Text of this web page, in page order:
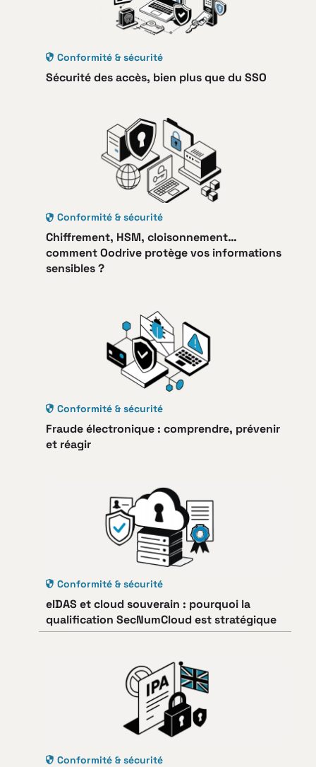
Conformité & sécurité
Sécurité des accès, bien plus que du SSO
Conformité & sécurité
Chiffrement, HSM, cloisonnement…
comment Oodrive protège vos informations
sensibles ?
Conformité & sécurité
Fraude électronique : comprendre, prévenir
et réagir
Conformité & sécurité
eIDAS et cloud souverain : pourquoi la
qualification SecNumCloud est stratégique
Conformité & sécurité